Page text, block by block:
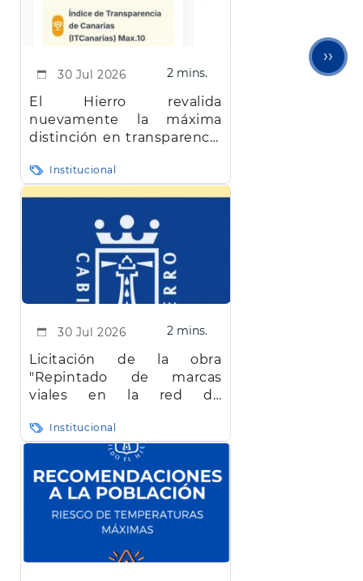
30 Jul 2026 2 mins.
El Hierro revalida
nuevamente la máxima
distinción en transparencia
Institucional
30 Jul 2026 2 mins.
Licitación de la obra
"Repintado de marcas
viales en la red de
Hierro"
Institucional
››